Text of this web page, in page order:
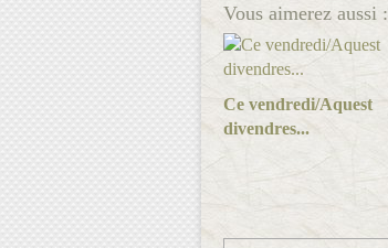
Vous aimerez aussi :
Ce vendredi/Aquest
divendres...